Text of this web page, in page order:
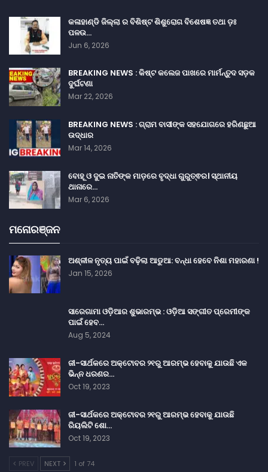
କଳାହାଣ୍ଡି ଜିଲ୍ଲା ର ବିଶିଷ୍ଟ ଶିଶୁରୋଗ ବିଶେଷଜ୍ଞ ତଥା ଡ଼ଃ
ପଳଉ…
Jun 6, 2026
BREAKING NEWS : କିଷ୍ଟ କଲେଜ ପାଖରେ ମାର୍ମନ୍ତୁଦ ସଡ଼କ
ଦୁର୍ଘଟଣା
Mar 22, 2026
BREAKING NEWS : ଗ୍ରାମ ବାସୀଙ୍କ ସହଯୋଗରେ ହରିଣଛୁଆ
ଉଦ୍ଧାର
Mar 14, 2026
ବୋହୂ ଓ ଦୁଇ ନାତିଙ୍କ ମାଡ଼ରେ ବୃଦ୍ଧା ଗୁରୁତ୍ଵର। ସ୍ଥାନୀୟ
ଥାନାରେ…
Mar 6, 2026
ମନୋରଞ୍ଜନ
ଅଶ୍ଳୀଳ ନୃତ୍ୟ ପାଇଁ ବଢ଼ିଲା ଆଡୁଆ: ବନ୍ଧା ହେବେ ନିଶା ମହାରଣା !
Jan 15, 2026
ସାରେଗାମା ଓଡ଼ିଆର ଶୁଭାରମ୍ଭ : ଓଡ଼ିଆ ସଙ୍ଗୀତ ପ୍ରେମୀଙ୍କ
ପାଇଁ ହେବ…
Aug 5, 2024
ଜୀ-ସାର୍ଥକରେ ଅକ୍ଟୋବର ୨୧ରୁ ଆରମ୍ଭ ହେବାକୁ ଯାଉଛି ଏକ
ଭିନ୍ନ ଧରଣର…
Oct 19, 2023
ଜୀ-ସାର୍ଥକରେ ଅକ୍ଟୋବର ୨୧ରୁ ଆରମ୍ଭ ହେବାକୁ ଯାଉଛି
ରିୟଲିଟି ଶୋ…
Oct 19, 2023
PREV NEXT 1 of 74